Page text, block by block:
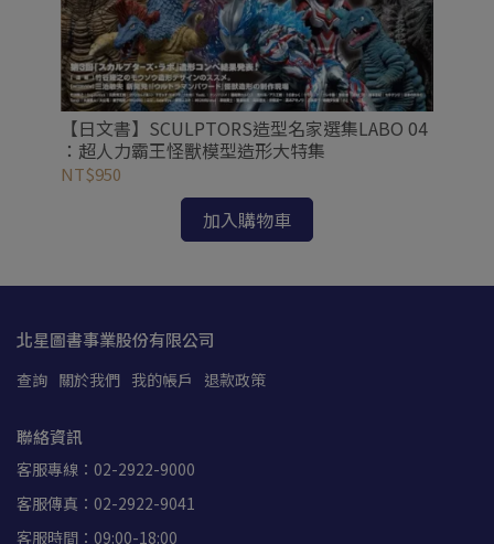
【日文書】SCULPTORS造型名家選集LABO 04
：超人力霸王怪獸模型造形大特集
NT$950
加入購物車
北星圖書事業股份有限公司
查詢 關於我們 我的帳戶 退款政策
聯絡資訊
客服專線：02-2922-9000
客服傳真：02-2922-9041
客服時間：09:00-18:00